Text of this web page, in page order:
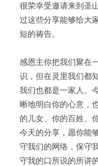
很荣幸受邀请来到圣
过这些分享能够给大
短的祷告。
感恩主你把我们聚在
识，但在灵里我们都
我们也都是一家人。
晰地明白你的心意，
的儿女、你的百姓、
今天的分享，愿你能
守我们的网络，保守
守我的口所说的所讲